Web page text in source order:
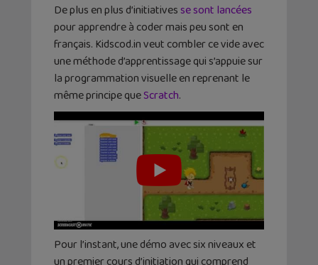
De plus en plus d’initiativesse sont lancées
pour apprendre à coder mais peu sont en
français. Kidscod.in veut combler ce vide avec
une méthode d’apprentissage qui s’appuie sur
la programmation visuelle en reprenant le
même principe queScratch.
Pour l’instant, une démo avec six niveaux et